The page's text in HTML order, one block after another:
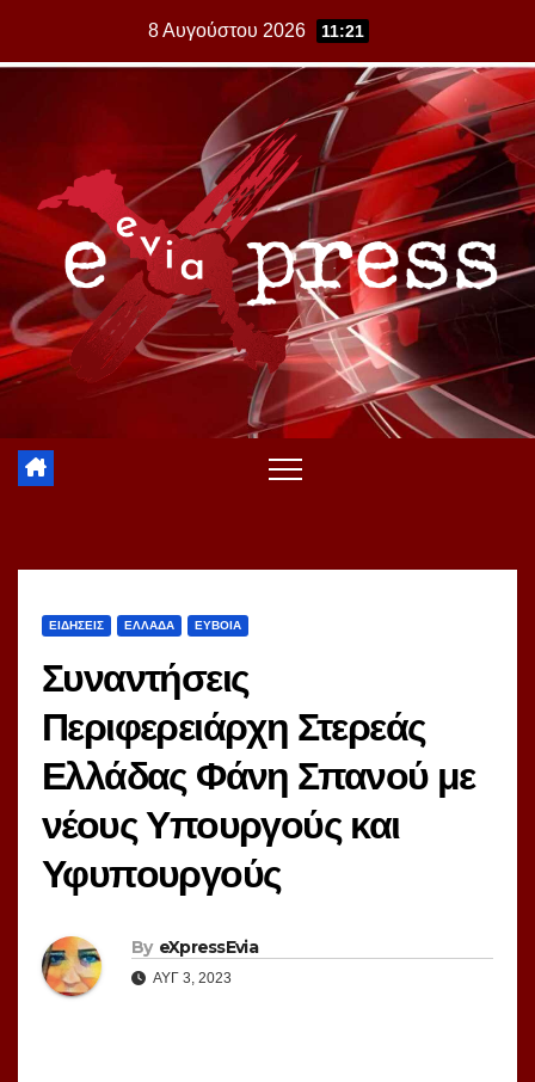
8 Αυγούστου 2026 11:21
ΕΙΔΗΣΕΙΣ ΕΛΛΑΔΑ ΕΥΒΟΙΑ
Συναντήσεις
Περιφερειάρχη Στερεάς
Ελλάδας Φάνη Σπανού με
νέους Υπουργούς και
Υφυπουργούς
By eXpressEvia
ΑΥΓ 3, 2023